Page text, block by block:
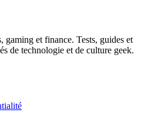
gaming et finance. Tests, guides et
de technologie et de culture geek.